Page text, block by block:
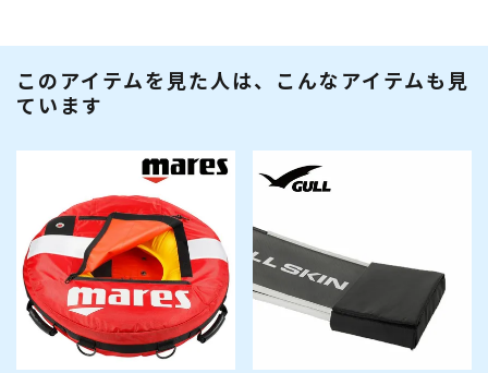
このアイテムを見た人は、こんなアイテムも見
ています